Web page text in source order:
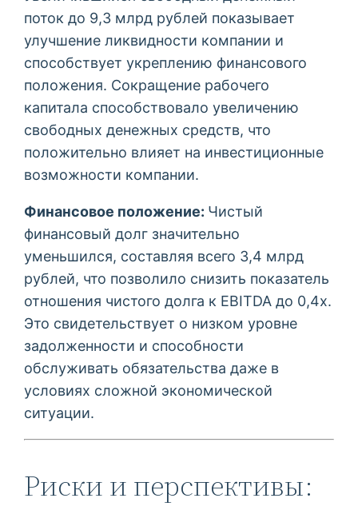
поток до 9,3 млрд рублей показывает
улучшение ликвидности компании и
способствует укреплению финансового
положения. Сокращение рабочего
капитала способствовало увеличению
свободных денежных средств, что
положительно влияет на инвестиционные
возможности компании.
Финансовое положение: Чистый
финансовый долг значительно
уменьшился, составляя всего 3,4 млрд
рублей, что позволило снизить показатель
отношения чистого долга к EBITDA до 0,4х.
Это свидетельствует о низком уровне
задолженности и способности
обслуживать обязательства даже в
условиях сложной экономической
ситуации.
Риски и перспективы: